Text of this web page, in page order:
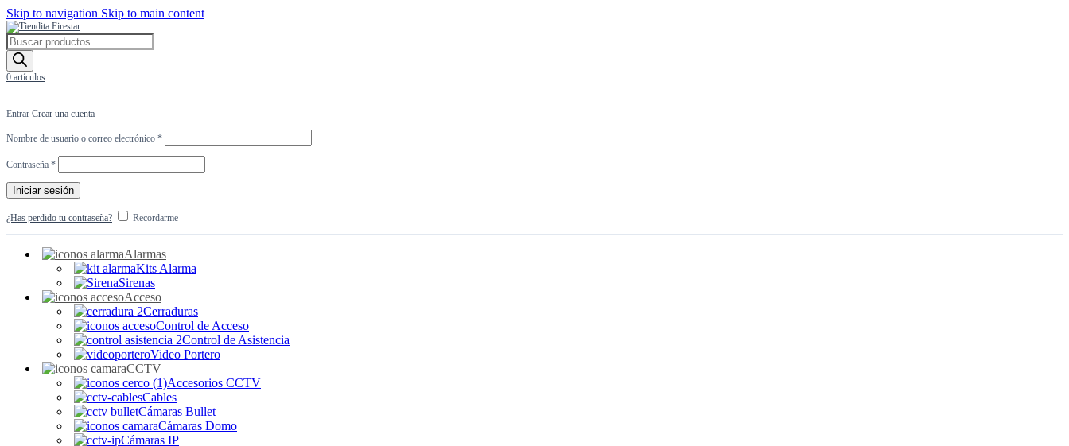
Skip to navigation Skip to main content
Búsqueda
de
productos
0 artículos
Entrar Crear una cuenta
Nombre de usuario o correo electrónico *Obligatorio
Contraseña *Obligatorio
Iniciar sesión
¿Has perdido tu contraseña? Recordarme
Alarmas
Kits Alarma
Sirenas
Acceso
Cerraduras
Control de Acceso
Control de Asistencia
Video Portero
CCTV
Accesorios CCTV
Cables
Cámaras Bullet
Cámaras Domo
Cámaras IP